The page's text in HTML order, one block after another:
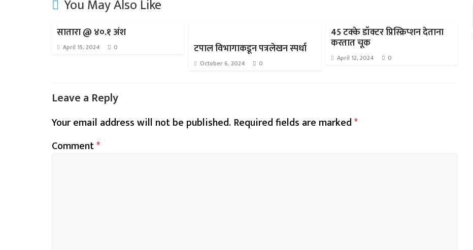
You May Also Like
सातारा @ ४०.१ अंश
April 15, 2024 0 टपाल विभागाकडून पत्रलेखन स्पर्धा
October 6, 2024 0
45 टक्के डॉक्टर प्रिस्क्रिप्शन देताना
करतात चूक
April 12, 2024 0
Leave a Reply
Your email address will not be published. Required fields are marked*
Comment*